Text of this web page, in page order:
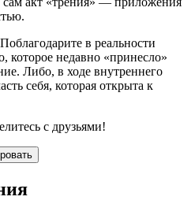
Поблагодарите в реальности
которое недавно «принесло»
Либо, в ходе внутреннего
себя, которая открыта к
с друзьями!